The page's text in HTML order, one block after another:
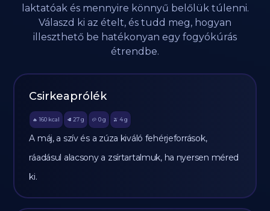
laktatóak és mennyire könnyű belőlük túlenni.
Válaszd ki az ételt, és tudd meg, hogyan
illeszthető be hatékonyan egy fogyókúrás
étrendbe.
Csirkeaprólék
🔥 160 kcal 🥩 27 g 🥔 0g 🫒 4 g
A máj, a szív és a zúza kiváló fehérjeforrások,
ráadásul alacsony a zsírtartalmuk, ha nyersen méred
ki.